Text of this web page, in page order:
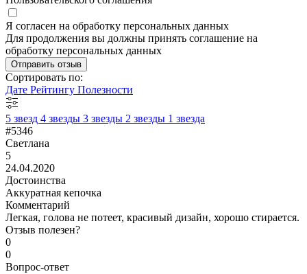
Я согласен на обработку персональных данных
Для продолжения вы должны принять соглашение на
обработку персональных данных
Отправить отзыв
Сортировать по:
Дате Рейтингу Полезности
5 звезд 4 звезды 3 звезды 2 звезды 1 звезда
#5346
Светлана
5
24.04.2020
Достоинства
Аккуратная кепочка
Комментарий
Легкая, голова не потеет, красивый дизайн, хорошо стирается.
Отзыв полезен?
0
0
Вопрос-ответ